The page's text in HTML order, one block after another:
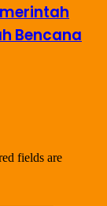
Bencana
fields are